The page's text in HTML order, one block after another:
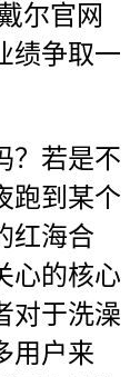
尔官网
绩争取一
若是不
跑到某个
红海合
心的核心
对于洗澡
用户来